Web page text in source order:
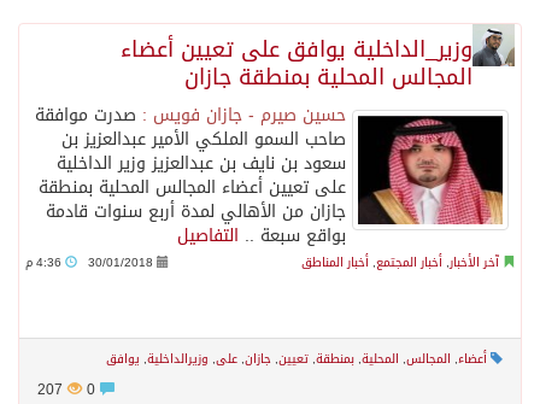
جراء عدوان الاحتلال المتواصل على مخيم قلنديا إصابة 48 فلسطينيًا
وزير_الداخلية يوافق على تعيين أعضاء
المجالس المحلية بمنطقة جازان
حسين صيرم - جازان فويس : صدرت موافقة
صاحب السمو الملكي الأمير عبدالعزيز بن
سعود بن نايف بن عبدالعزيز وزير الداخلية
على تعيين أعضاء المجالس المحلية بمنطقة
جازان من الأهالي لمدة أربع سنوات قادمة
بواقع سبعة .. التفاصيل
آخر الأخبار, أخبار المجتمع, أخبار المناطق 30/01/2018
أعضاء, المجالس, المحلية, بمنطقة, تعيين, جازان, على, وزيرالداخلية, يوافق
207